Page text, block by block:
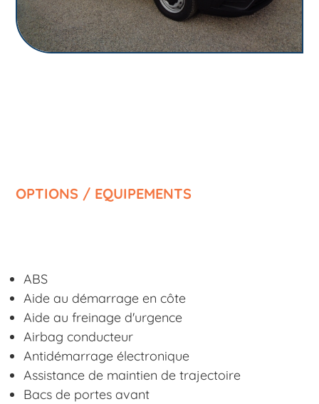
OPTIONS / EQUIPEMENTS
ABS
Aide au démarrage en côte
Aide au freinage d'urgence
Airbag conducteur
Antidémarrage électronique
Assistance de maintien de trajectoire
Bacs de portes avant